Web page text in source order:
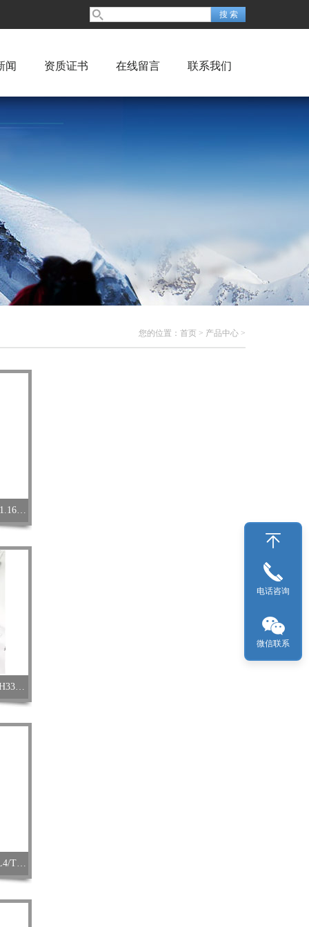
闻 资质证书 在线留言 联系我们
您的位置： 首页 > 产品中心 >
德国默克Merck硝酸盐测试条试纸1.16971
WTW德国PH电极SenTix 41适配pH3310/pH3110
WTW德国PH校准液PH缓冲液TPL4/TPL7/TPL10
电话咨询
微信联系